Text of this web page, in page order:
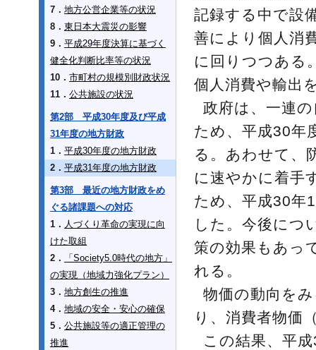
7． 地方公営企業等の状況
8． 東日本大震災の影響
9． 平成29年度決算に基づく
健全化判断比率等の状況
10． 市町村の規模別財政状況
11． 公共施設の状況
第2部 平成30年度及び平成
31年度の地方財政
1． 平成30年度の地方財政
2． 平成31年度の地方財政
第3部 最近の地方財政をめ
ぐる諸課題への対応
1． 人づくり革命の実現に向
けた取組
2．
「Society5.0時代の地方」
の実現（地域力強化プラン）
3． 地方創生の推進
4． 地域の安全・安心の確保
5． 公共施設等の適正管理の
推進
記録する中で設
善により個人消
に回りつつある
個人消費や輸出
政府は、一連
ため、平成30年
る。あわせて、
に速やかに着手
ため、平成30年
した。今後につ
策の効果もあっ
れる。
物価の動向を
り、消費者物価
この結果、平